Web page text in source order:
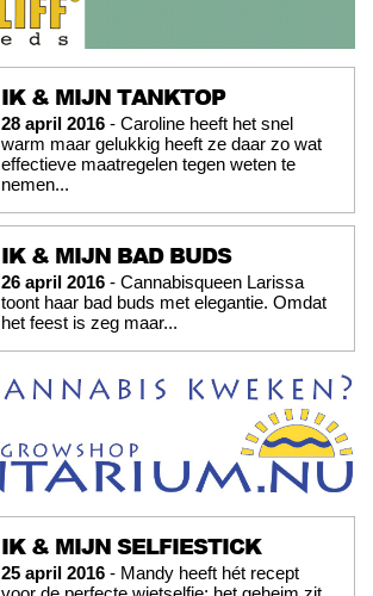
IK & MIJN TANKTOP
28 april 2016 - Caroline heeft het snel
warm maar gelukkig heeft ze daar zo wat
effectieve maatregelen tegen weten te
nemen...
IK & MIJN BAD BUDS
26 april 2016 - Cannabisqueen Larissa
toont haar bad buds met elegantie. Omdat
het feest is zeg maar...
IK & MIJN SELFIESTICK
25 april 2016 - Mandy heeft hét recept